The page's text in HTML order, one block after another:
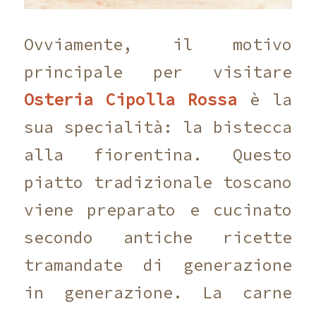
Ovviamente, il motivo
principale per visitare
Osteria Cipolla Rossa è la
sua specialità: la bistecca
alla fiorentina. Questo
piatto tradizionale toscano
viene preparato e cucinato
secondo antiche ricette
tramandate di generazione
in generazione. La carne